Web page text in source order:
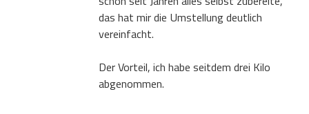
das hat mir die Umstellung deutlich
vereinfacht.
Der Vorteil, ich habe seitdem drei Kilo
abgenommen.